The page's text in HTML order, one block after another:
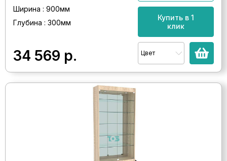
Ширина : 900мм
Глубина : 300мм
34 569 р.
Купить в 1
клик
Цвет